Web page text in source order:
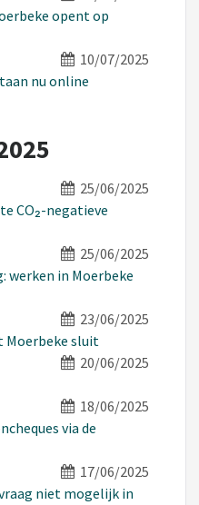
opent op
10/07/2025
nu online
25/06/2025
CO₂-negatieve
25/06/2025
werken in Moerbeke
23/06/2025
Moerbeke sluit
20/06/2025
18/06/2025
via de
17/06/2025
niet mogelijk in